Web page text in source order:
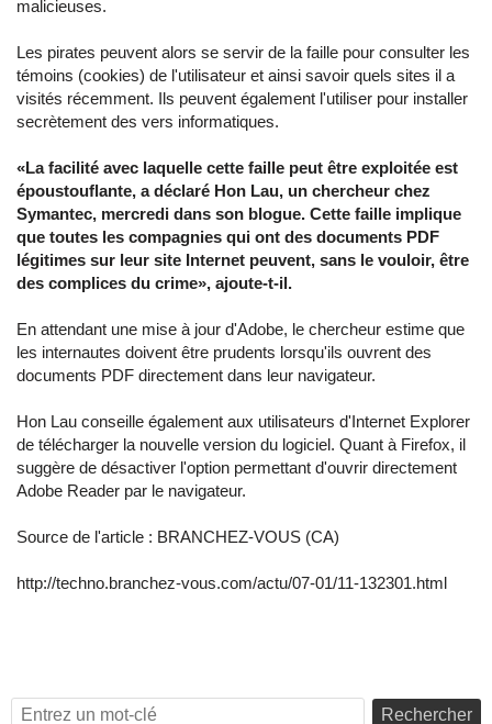
malicieuses.
Les pirates peuvent alors se servir de la faille pour consulter les
témoins (cookies) de l'utilisateur et ainsi savoir quels sites il a
visités récemment. Ils peuvent également l'utiliser pour installer
secrètement des vers informatiques.
«La facilité avec laquelle cette faille peut être exploitée est
époustouflante, a déclaré Hon Lau, un chercheur chez
Symantec, mercredi dans son blogue. Cette faille implique
que toutes les compagnies qui ont des documents PDF
légitimes sur leur site Internet peuvent, sans le vouloir, être
des complices du crime», ajoute-t-il.
En attendant une mise à jour d'Adobe, le chercheur estime que
les internautes doivent être prudents lorsqu'ils ouvrent des
documents PDF directement dans leur navigateur.
Hon Lau conseille également aux utilisateurs d'Internet Explorer
de télécharger la nouvelle version du logiciel. Quant à Firefox, il
suggère de désactiver l'option permettant d'ouvrir directement
Adobe Reader par le navigateur.
Source de l'article : BRANCHEZ-VOUS (CA)
http://techno.branchez-vous.com/actu/07-01/11-132301.html
Rechercher